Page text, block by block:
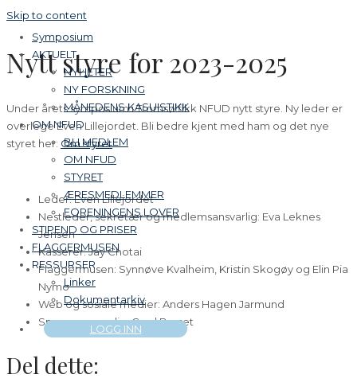
Skip to content
Symposium
AKTUELT
NYHETER
NY FORSKNING
MÅNEDENS KASUISTIKK
OM NFUD
BLI MEDLEM
OM NFUD
STYRET
ÆRESMEDLEMMER
FORENINGENS LOVER
STIPEND OG PRISER
FLAGGERMUSEN
RESSURSER
Linker
Dokumentarkiv
LOGG INN
Nytt styre for 2023-2025
Under årets symposium i Tromsø fikk NFUD nytt styre. Ny leder er
overlege Even Lillejordet. Bli bedre kjent med ham og det nye
styret her: Om styret
Leder: Even Lillejordet
Nestleder, sekretær og medlemsansvarlig: Eva Leknes
Jensen
Kasserer: Jay Chotai
Flaggermusen: Synnøve Kvalheim, Kristin Skogøy og Elin Pia
Nymo
Web og sosiale medier: Anders Hagen Jarmund
Sponsoransvarlig: Gard Bruset
Del dette: